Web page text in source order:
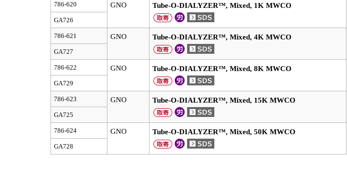
786-620 GNO Tube-O-DIALYZER™, Mixed, 1K MWCO
GA726
786-621 GNO Tube-O-DIALYZER™, Mixed, 4K MWCO
GA727
786-622 GNO Tube-O-DIALYZER™, Mixed, 8K MWCO
GA729
786-623 GNO Tube-O-DIALYZER™, Mixed, 15K MWCO
GA725
786-624 GNO Tube-O-DIALYZER™, Mixed, 50K MWCO
GA728